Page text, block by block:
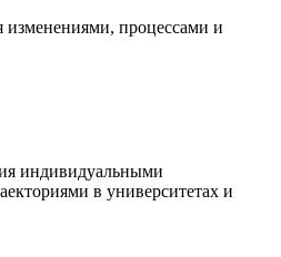
изменениями, процессами и
индивидуальными
в университетах и